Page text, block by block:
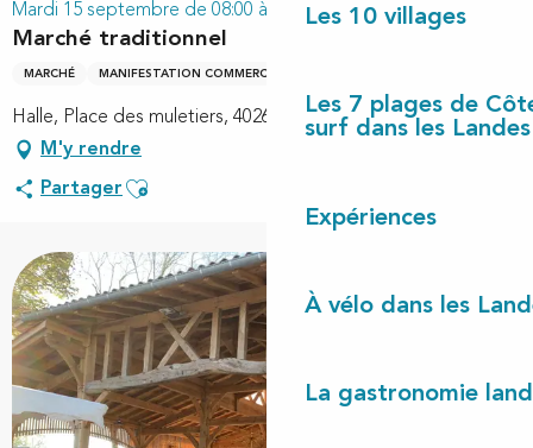
Les 10 villages
Les 7 plages de
surf dans les Landes
Expériences
À vélo dans les
La gastronomie
Mardi 15 septembre de 08:00 à 12:00
Marché traditionnel
MARCHÉ MANIFESTATION COMMERCIALE
Halle, Place des muletiers, 40260 Linxe
M'y rendre
Partager Ajouter aux favoris